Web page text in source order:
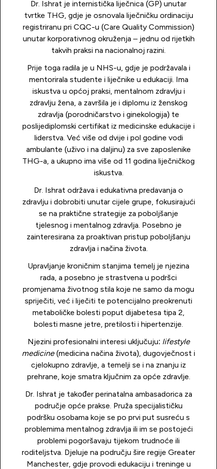
Dr. Ishrat je internistička liječnica (GP) unutar
tvrtke THG, gdje je osnovala liječničku ordinaciju
registriranu pri CQC-u (Care Quality Commission)
unutar korporativnog okruženja – jednu od rijetkih
takvih praksi na nacionalnoj razini.
Prije toga radila je u NHS-u, gdje je podržavala i
mentorirala studente i liječnike u edukaciji. Ima
iskustva u općoj praksi, mentalnom zdravlju i
zdravlju žena, a završila je i diplomu iz ženskog
zdravlja (porodničarstvo i ginekologija) te
poslijediplomski certifikat iz medicinske edukacije i
liderstva. Već više od dvije i pol godine vodi
ambulante (uživo i na daljinu) za sve zaposlenike
THG-a, a ukupno ima više od 11 godina liječničkog
iskustva.
Dr. Ishrat održava i edukativna predavanja o
zdravlju i dobrobiti unutar cijele grupe, fokusirajući
se na praktične strategije za poboljšanje
tjelesnog i mentalnog zdravlja. Posebno je
zainteresirana za proaktivan pristup poboljšanju
zdravlja i načina života.
Upravljanje kroničnim stanjima temelj je njezina
rada, a posebno je strastvena u podršci
promjenama životnog stila koje ne samo da mogu
spriječiti, već i liječiti te potencijalno preokrenuti
metaboličke bolesti poput dijabetesa tipa 2,
bolesti masne jetre, pretilosti i hipertenzije.
Njezini profesionalni interesi uključuju: lifestyle
medicine(medicina načina života), dugovječnost i
cjelokupno zdravlje, a temelji se i na znanju iz
prehrane, koje smatra ključnim za opće zdravlje.
Dr. Ishrat je također perinatalna ambasadorica za
područje opće prakse. Pruža specijalističku
podršku osobama koje se po prvi put susreću s
problemima mentalnog zdravlja ili im se postojeći
problemi pogoršavaju tijekom trudnoće ili
roditeljstva. Djeluje na području šire regije Greater
Manchester, gdje provodi edukaciju i treninge u